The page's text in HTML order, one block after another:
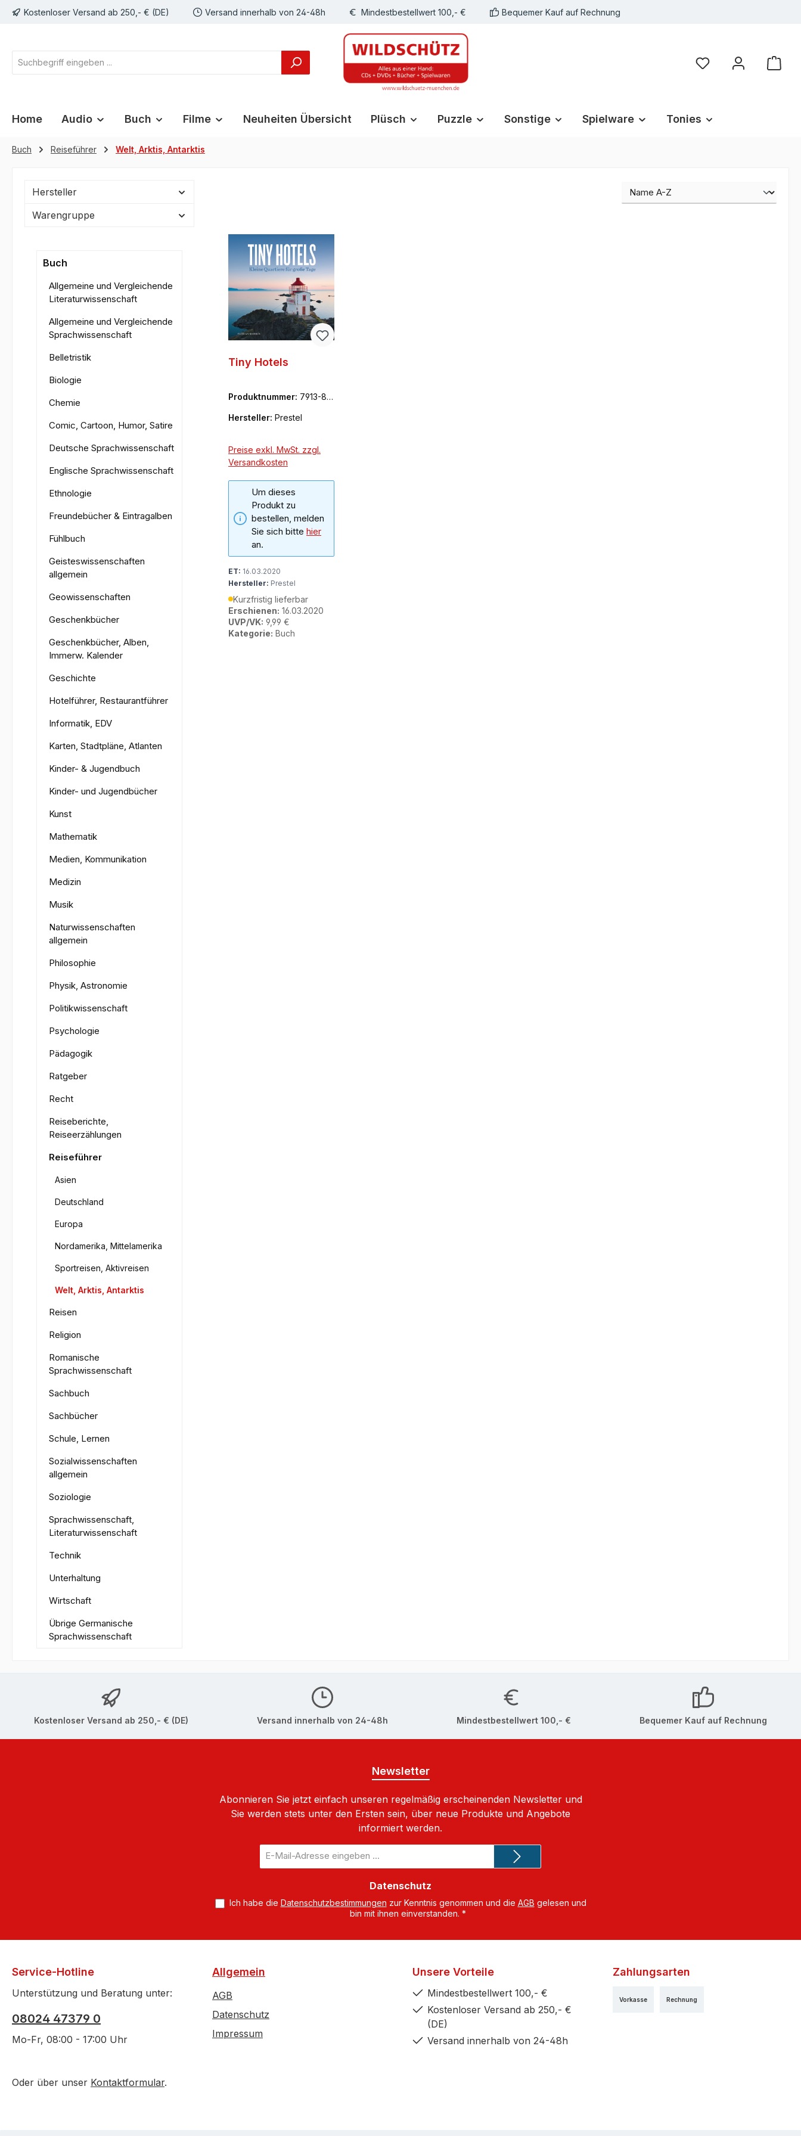
Zur Hauptnavigation springen
Kostenloser Versand ab 250,- € (DE) Versand innerhalb von 24-48h Mindestbestellwert 100,- € Bequemer Kauf auf Rechnung
Du hast 0 Produkte
Home Audio Buch Filme Neuheiten Übersicht Plüsch Puzzle Sonstige Spielware Tonies
Buch Reiseführer Welt, Arktis, Antarktis
Hersteller
Warengruppe
Buch
Allgemeine und Vergleichende
Literaturwissenschaft
Allgemeine und Vergleichende
Sprachwissenschaft
Belletristik
Biologie
Chemie
Comic, Cartoon, Humor, Satire
Deutsche Sprachwissenschaft
Englische Sprachwissenschaft
Ethnologie
Freundebücher & Eintragalben
Fühlbuch
Geisteswissenschaften
allgemein
Geowissenschaften
Geschenkbücher
Geschenkbücher, Alben,
Immerw. Kalender
Geschichte
Hotelführer, Restaurantführer
Informatik, EDV
Karten, Stadtpläne, Atlanten
Kinder- & Jugendbuch
Kinder- und Jugendbücher
Kunst
Mathematik
Medien, Kommunikation
Medizin
Musik
Naturwissenschaften
allgemein
Philosophie
Physik, Astronomie
Politikwissenschaft
Psychologie
Pädagogik
Ratgeber
Recht
Reiseberichte,
Reiseerzählungen
Reiseführer
Asien
Deutschland
Europa
Nordamerika, Mittelamerika
Sportreisen, Aktivreisen
Welt, Arktis, Antarktis
Reisen
Religion
Romanische
Sprachwissenschaft
Sachbuch
Sachbücher
Schule, Lernen
Sozialwissenschaften
allgemein
Soziologie
Sprachwissenschaft,
Literaturwissenschaft
Technik
Unterhaltung
Wirtschaft
Übrige Germanische
Sprachwissenschaft
Tiny Hotels
Produktnummer: 7913-86
Hersteller: Prestel
Preise exkl. MwSt. zzgl.
Versandkosten
Um dieses
Produkt zu
bestellen, melden
Sie sich bitte hier
an.
ET: 16.03.2020
Hersteller: Prestel
Kurzfristig lieferbar
Erschienen: 16.03.2020
UVP/VK: 9,99 €
Kategorie: Buch
Kostenloser Versand ab 250,- € (DE) Versand innerhalb von 24-48h Mindestbestellwert 100,- € Bequemer Kauf auf Rechnung
Newsletter
Abonnieren Sie jetzt einfach unseren regelmäßig erscheinenden Newsletter und
Sie werden stets unter den Ersten sein, über neue Produkte und Angebote
informiert werden.
Mail-
Adresse
Datenschutz
Ich habe die Datenschutzbestimmungen zur Kenntnis genommen und die AGB gelesen und
bin mit ihnen einverstanden. *
Service-Hotline
Unterstützung und Beratung unter:
08024 47379 0
Mo-Fr, 08:00 - 17:00 Uhr
Oder über unser Kontaktformular.
Allgemein
AGB
Datenschutz
Impressum
Unsere Vorteile
Mindestbestellwert 100,- €
Kostenloser Versand ab 250,- €
(DE)
Versand innerhalb von 24-48h
Zahlungsarten
Rechnung
Vorkasse